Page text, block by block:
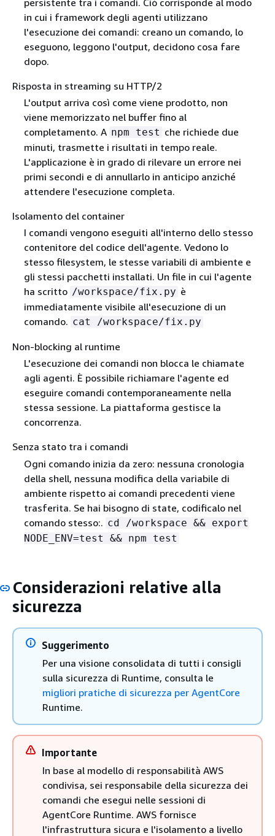
persistente tra i comandi. Ciò corrisponde al modo
in cui i framework degli agenti utilizzano
l'esecuzione dei comandi: creano un comando, lo
eseguono, leggono l'output, decidono cosa fare
dopo.
Risposta in streaming su HTTP/2
L'output arriva così come viene prodotto, non
viene memorizzato nel buffer fino al
completamento. A npm test che richiede due
minuti, trasmette i risultati in tempo reale.
L'applicazione è in grado di rilevare un errore nei
primi secondi e di annullarlo in anticipo anziché
attendere l'esecuzione completa.
Isolamento del container
I comandi vengono eseguiti all'interno dello stesso
contenitore del codice dell'agente. Vedono lo
stesso filesystem, le stesse variabili di ambiente e
gli stessi pacchetti installati. Un file in cui l'agente
ha scritto /workspace/fix.py è
immediatamente visibile all'esecuzione di un
comando. cat /workspace/fix.py
Non-blocking al runtime
L'esecuzione dei comandi non blocca le chiamate
agli agenti. È possibile richiamare l'agente ed
eseguire comandi contemporaneamente nella
stessa sessione. La piattaforma gestisce la
concorrenza.
Senza stato tra i comandi
Ogni comando inizia da zero: nessuna cronologia
della shell, nessuna modifica della variabile di
ambiente rispetto ai comandi precedenti viene
trasferita. Se hai bisogno di state, codificalo nel
comando stesso:. cd /workspace && export
NODE_ENV=test && npm test
Considerazioni relative alla
sicurezza
Suggerimento
Per una visione consolidata di tutti i consigli
sulla sicurezza di Runtime, consulta le
migliori pratiche di sicurezza per AgentCore
Runtime.
Importante
In base al modello di responsabilità AWS
condivisa, sei responsabile della sicurezza dei
comandi che esegui nelle sessioni di
AgentCore Runtime. AWS fornisce
l'infrastruttura sicura e l'isolamento a livello